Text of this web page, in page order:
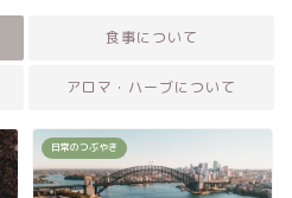
食事について
アロマ・ハーブについて
日常のつぶやき